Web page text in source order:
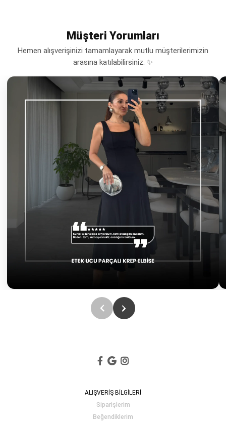
Müşteri Yorumları
Hemen alışverişinizi tamamlayarak mutlu müşterilerimizin
arasına katılabilirsiniz. ✨
ALIŞVERİŞ BİLGİLERİ
Siparişlerim
Beğendiklerim